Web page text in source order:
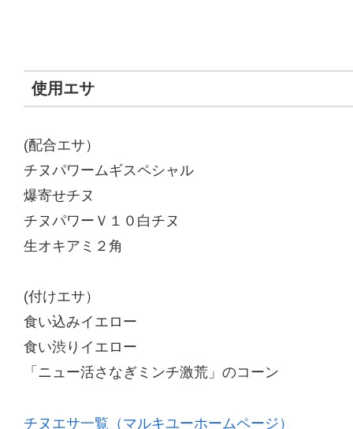
使用エサ
(配合エサ）
チヌパワームギスペシャル
爆寄せチヌ
チヌパワーＶ１０白チヌ
生オキアミ２角
(付けエサ）
食い込みイエロー
食い渋りイエロー
「ニュー活さなぎミンチ激荒」のコーン
チヌエサ一覧（マルキユーホームページ）